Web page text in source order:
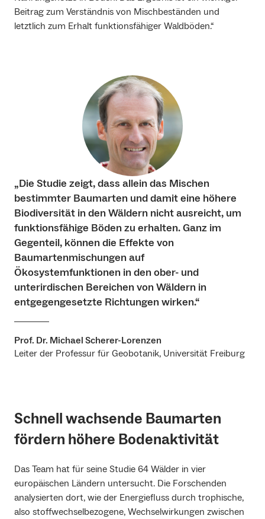
Beitrag zum Verständnis von Mischbeständen und
letztlich zum Erhalt funktionsfähiger Waldböden.“
„Die Studie zeigt, dass allein das Mischen
bestimmter Baumarten und damit eine höhere
Biodiversität in den Wäldern nicht ausreicht, um
funktionsfähige Böden zu erhalten. Ganz im
Gegenteil, können die Effekte von
Baumartenmischungen auf
Ökosystemfunktionen in den ober- und
unterirdischen Bereichen von Wäldern in
entgegengesetzte Richtungen wirken.“
Prof. Dr. Michael Scherer-Lorenzen
Leiter der Professur für Geobotanik, Universität Freiburg
Schnell wachsende Baumarten
fördern höhere Bodenaktivität
Das Team hat für seine Studie 64 Wälder in vier
europäischen Ländern untersucht. Die Forschenden
analysierten dort, wie der Energiefluss durch trophische,
also stoffwechselbezogene, Wechselwirkungen zwischen